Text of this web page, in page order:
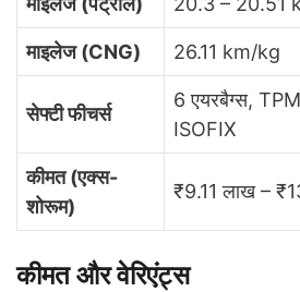
माइलेज (CNG) 26.11 km/kg
सेफ्टी फीचर्स
6 एयरबैग्स,
ISOFIX
कीमत (एक्स-
शोरूम)
₹9.11 लाख –
कीमत और वेरिएंट्स